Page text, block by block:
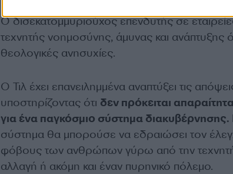
Ο δισεκατομμυριούχος επενδυτής σε
τεχνητής νοημοσύνης, άμυνας και ανάπτυξης
θεολογικές ανησυχίες.
Ο Τιλ έχει επανειλημμένα αναπτύξει τις
υποστηρίζοντας ότι δεν πρόκειται
για ένα παγκόσμιο σύστημα διακυβέρνησης.
σύστημα θα μπορούσε να εδραιώσει τον
φόβους των ανθρώπων γύρω από την τεχνητή
αλλαγή ή ακόμη και έναν πυρηνικό πόλεμο.